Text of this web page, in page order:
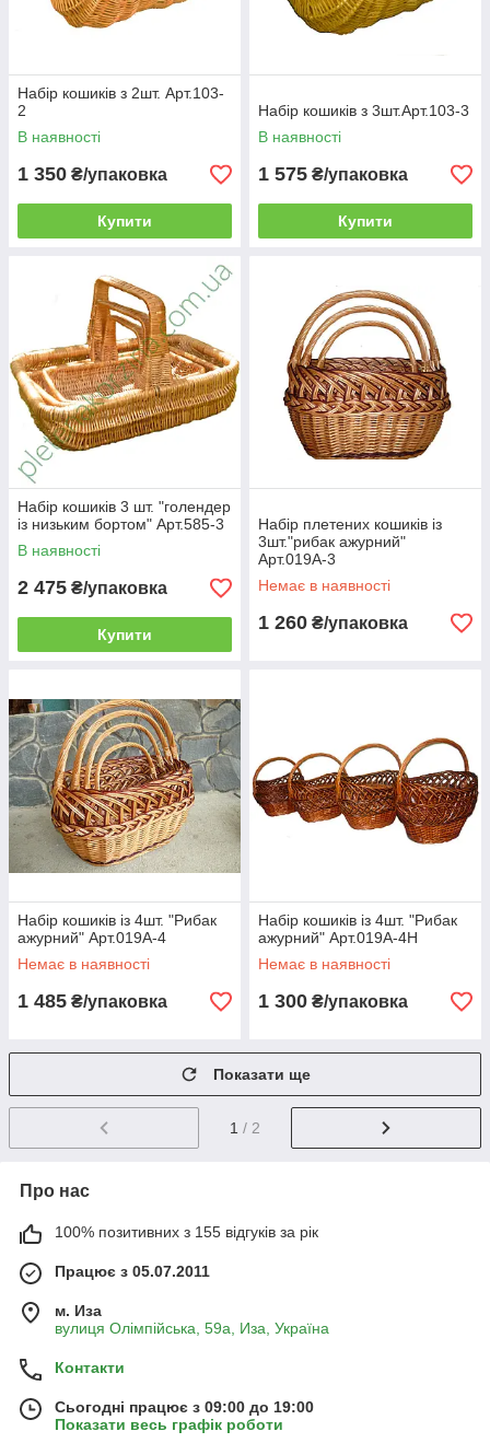
Набір кошиків з 2шт. Арт.103-
2
В наявності
1 350 ₴/упаковка
Купити
Набір кошиків з 3шт.Арт.103-3
В наявності
1 575 ₴/упаковка
Купити
Набір кошиків 3 шт. "голендер
із низьким бортом" Арт.585-3
В наявності
2 475 ₴/упаковка
Купити
Набір плетених кошиків із
3шт."рибак ажурний"
Арт.019А-3
Немає в наявності
1 260 ₴/упаковка
Набір кошиків із 4шт. "Рибак
ажурний" Арт.019А-4
Немає в наявності
1 485 ₴/упаковка
Набір кошиків із 4шт. "Рибак
ажурний" Арт.019А-4Н
Немає в наявності
1 300 ₴/упаковка
Показати ще
1 / 2
Про нас
100% позитивних з 155 відгуків за рік
Працює з 05.07.2011
м. Иза
вулиця Олімпійська, 59а, Иза, Україна
Контакти
Сьогодні працює з 09:00 до 19:00
Показати весь графік роботи